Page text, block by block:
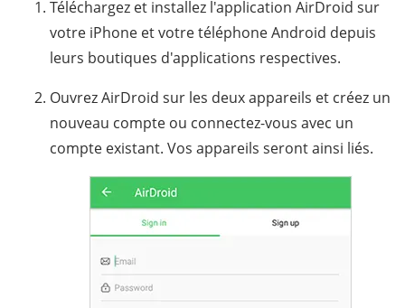
Téléchargez et installez l'application AirDroid sur
votre iPhone et votre téléphone Android depuis
leurs boutiques d'applications respectives.
Ouvrez AirDroid sur les deux appareils et créez un
nouveau compte ou connectez-vous avec un
compte existant. Vos appareils seront ainsi liés.